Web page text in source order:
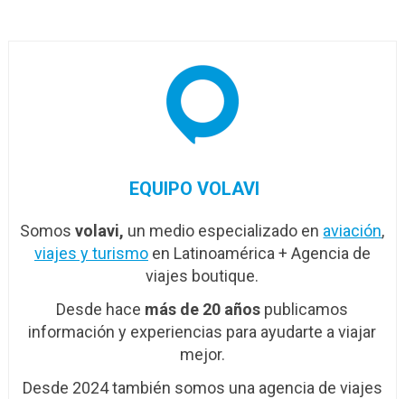
EQUIPO VOLAVI
Somosvolavi, un medio especializado en aviación,
viajes y turismoen Latinoamérica + Agencia de
viajes boutique.
Desde hace más de 20 años publicamos
información y experiencias para ayudarte a viajar
mejor.
Desde 2024 también somos una agencia de viajes